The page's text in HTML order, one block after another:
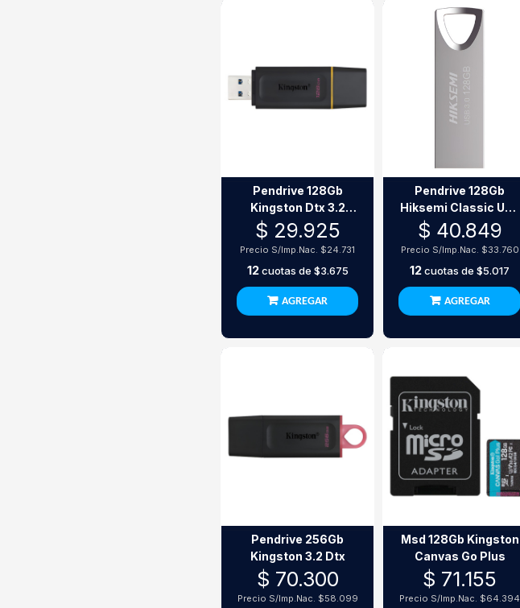
Pendrive 128Gb
Kingston Dtx 3.2
Exodia
$ 29.925
Precio S/Imp.Nac. $24.731
12cuotas de $3.675
AGREGAR
Pendrive 128Gb
Hiksemi Classic Usb
2.0
$ 40.849
Precio S/Imp.Nac. $33.760
12cuotas de$5.017
AGREGAR
Pendrive 256Gb
Kingston 3.2 Dtx
$ 70.300
Precio S/Imp.Nac. $58.099
Msd 128Gb Kingston
Canvas Go Plus
$ 71.155
Precio S/Imp.Nac. $64.394